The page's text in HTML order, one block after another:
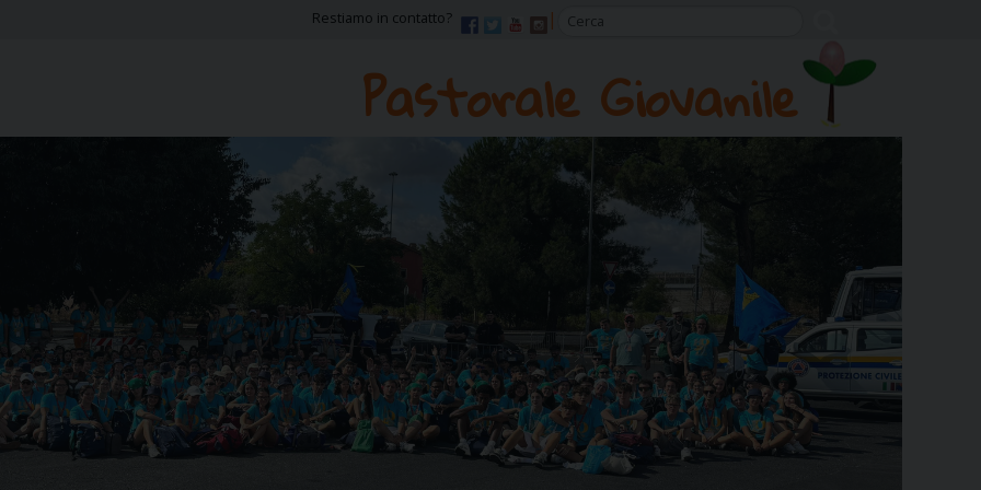
Restiamo in contatto?
Pastorale Giovanile